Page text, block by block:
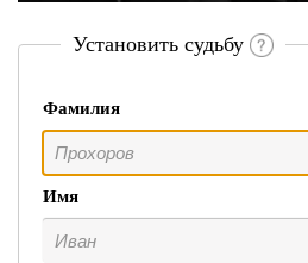
Установить судьбу
Фамилия
Имя